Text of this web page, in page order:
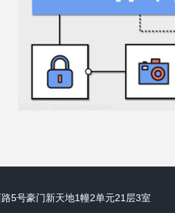
5号豪门新天地1幢2单元21层3室